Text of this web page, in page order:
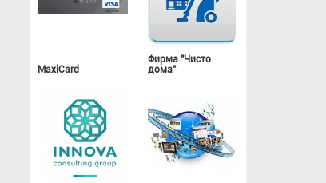
MaxiCard
Фирма "Чисто
дома"